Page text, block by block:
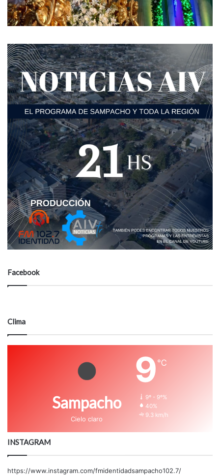
Facebook
Clima
Sampacho
Cielo claro
9 ℃
9º - 9º%
40%
9.3 km/h
INSTAGRAM
https://www.instagram.com/fmidentidadsampacho102.7/